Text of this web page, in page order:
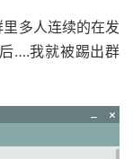
多人连续的在发
….我就被踢出群